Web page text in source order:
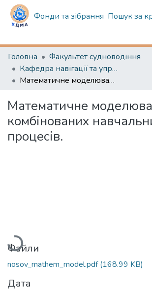
Фонди та зібрання Пошук за
Головна
Факультет судноводіння
Кафедра навігації та управління судном
Математичне моделювання комбінованих навчальних процесів.
Математичне
комбінованих
процесів.
Вантажиться...
Файли
nosov_mathem_model.pdf(168.99 KB)
Дата